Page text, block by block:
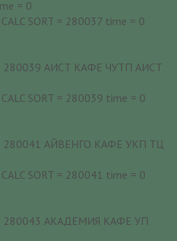
= 0
SORT = 280037 time = 0
= 280039 АИСТ КАФЕ ЧУТП АИСТ
SORT = 280039 time = 0
= 280041 АЙВЕНГО КАФЕ УКП ТЦ
SORT = 280041 time = 0
= 280043 АКАДЕМИЯ КАФЕ УП